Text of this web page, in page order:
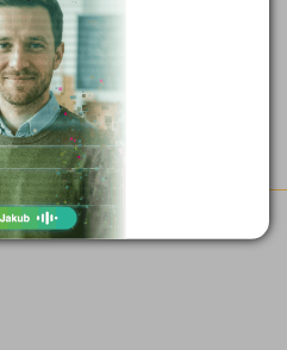
(2368H01)